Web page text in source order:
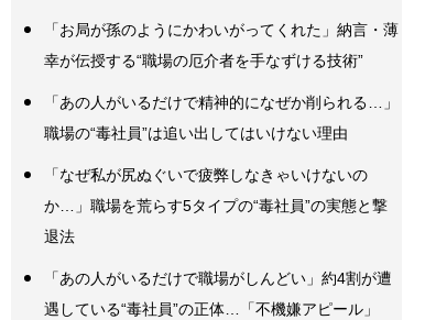
「お局が孫のようにかわいがってくれた」納言・薄
幸が伝授する“職場の厄介者を手なずける技術”
「あの人がいるだけで精神的になぜか削られる…」
職場の“毒社員”は追い出してはいけない理由
「なぜ私が尻ぬぐいで疲弊しなきゃいけないの
か…」職場を荒らす5タイプの“毒社員”の実態と撃
退法
「あの人がいるだけで職場がしんどい」約4割が遭
遇している“毒社員”の正体…「不機嫌アピール」